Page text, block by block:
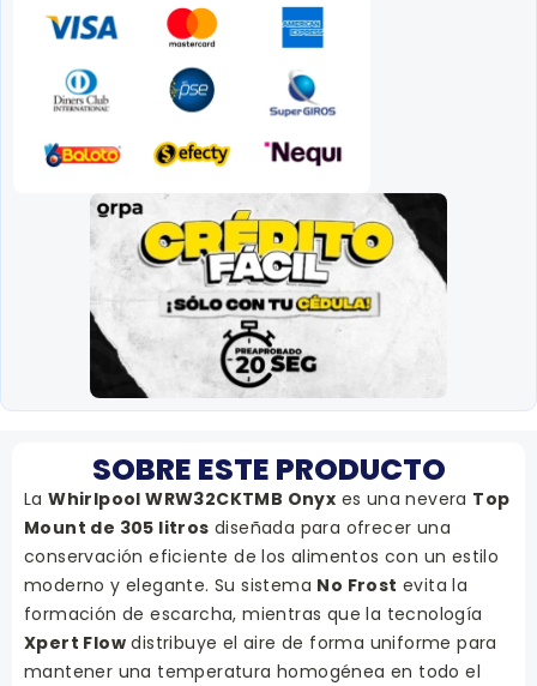
SOBRE ESTE PRODUCTO
LaWhirlpool WRW32CKTMB Onyx es una nevera Top
Mount de 305 litros diseñada para ofrecer una
conservación eficiente de los alimentos con un estilo
moderno y elegante. Su sistema No Frost evita la
formación de escarcha, mientras que la tecnología
Xpert Flow distribuye el aire de forma uniforme para
mantener una temperatura homogénea en todo el